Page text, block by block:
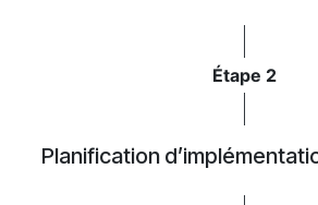
Étape 2
Planification